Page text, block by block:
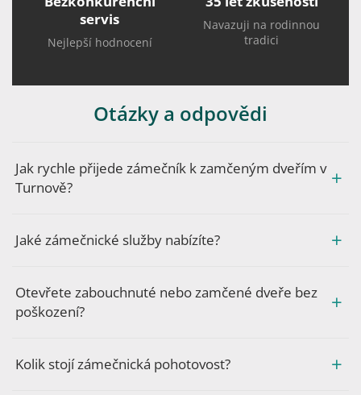
servis
Nejlepší hodnocení
Navazuji na rodinnou
tradici
Otázky a odpovědi
Jak rychle přijede zámečník k zamčeným dveřím v
Turnově?
Jaké zámečnické služby nabízíte?
Otevřete zabouchnuté nebo zamčené dveře bez
poškození?
Kolik stojí zámečnická pohotovost?